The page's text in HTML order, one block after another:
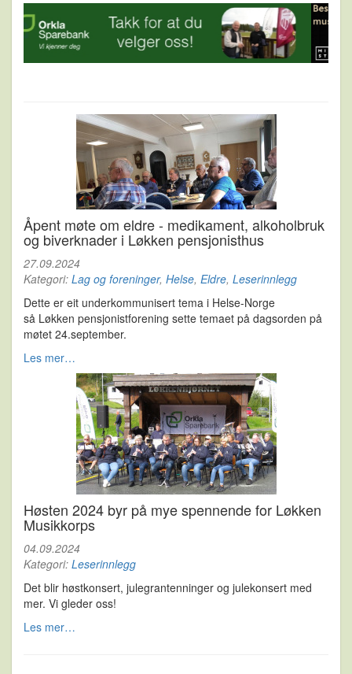
Åpent møte om eldre - medikament, alkoholbruk
og biverknader i Løkken pensjonisthus
27.09.2024
Kategori: Lag og foreninger, Helse, Eldre, Leserinnlegg
Dette er eit underkommunisert tema i Helse-Norge
så Løkken pensjonistforening sette temaet på dagsorden på
møtet 24.september.
Les mer…
Høsten 2024 byr på mye spennende for Løkken
Musikkorps
04.09.2024
Kategori: Leserinnlegg
Det blir høstkonsert, julegrantenninger og julekonsert med
mer. Vi gleder oss!
Les mer…